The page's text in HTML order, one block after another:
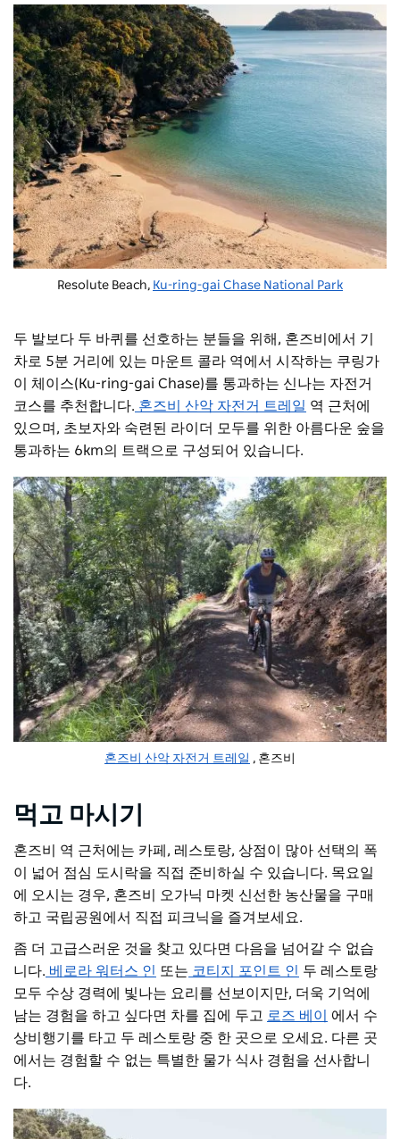
Resolute Beach, Ku-ring-gai Chase National Park
두 발보다 두 바퀴를 선호하는 분들을 위해, 혼즈비에서 기
차로 5분 거리에 있는 마운트 콜라 역에서 시작하는 쿠링가
이 체이스(Ku-ring-gai Chase)를 통과하는 신나는 자전거
코스를 추천합니다. 혼즈비 산악 자전거 트레일 역 근처에
있으며, 초보자와 숙련된 라이더 모두를 위한 아름다운 숲을
통과하는 6km의 트랙으로 구성되어 있습니다.
혼즈비 산악 자전거 트레일 , 혼즈비
먹고 마시기
혼즈비 역 근처에는 카페, 레스토랑, 상점이 많아 선택의 폭
이 넓어 점심 도시락을 직접 준비하실 수 있습니다. 목요일
에 오시는 경우, 혼즈비 오가닉 마켓 신선한 농산물을 구매
하고 국립공원에서 직접 피크닉을 즐겨보세요.
좀 더 고급스러운 것을 찾고 있다면 다음을 넘어갈 수 없습
니다. 베로라 워터스 인 또는 코티지 포인트 인 두 레스토랑
모두 수상 경력에 빛나는 요리를 선보이지만, 더욱 기억에
남는 경험을 하고 싶다면 차를 집에 두고 로즈 베이
에서 수
상비행기를 타고 두 레스토랑 중 한 곳으로 오세요. 다른 곳
에서는 경험할 수 없는 특별한 물가 식사 경험을 선사합니
다.